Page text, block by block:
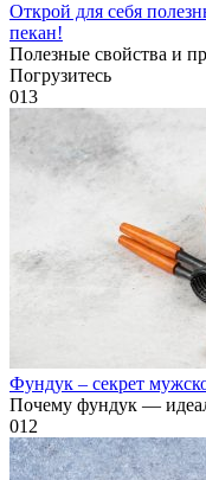
Открой для себя
пекан!
Полезные свойства и
Погрузитесь
013
Фундук – секрет
Почему фундук —
012